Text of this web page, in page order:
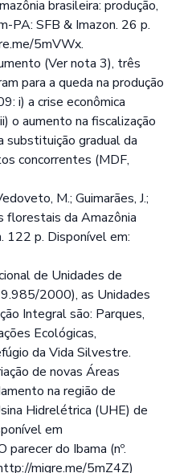
brasileira: produção,
PA: SFB & Imazon. 26 p.
5mVWx.
(Ver nota 3), três
para a queda na produção
i) a crise econômica
o aumento na fiscalização
substituição gradual da
concorrentes (MDF,
M.; Guimarães, J.;
florestais da Amazônia
122 p. Disponível em:
de Unidades de
9.985/2000), as Unidades
Integral são: Parques,
Ecológicas,
da Vida Silvestre.
de novas Áreas
na região de
Hidrelétrica (UHE) de
em
parecer do Ibama (nº.
migre.me/5mZ4Z)